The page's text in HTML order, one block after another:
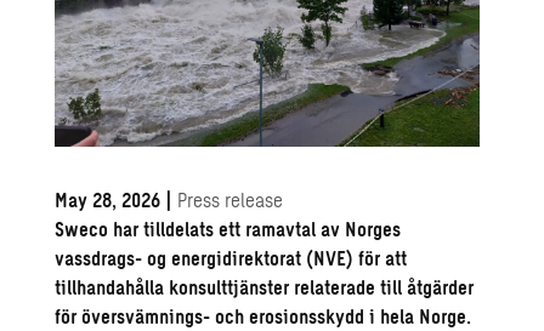
May 28, 2026 | Press release
Sweco har tilldelats ett ramavtal av Norges
vassdrags- og energidirektorat (NVE) för att
tillhandahålla konsulttjänster relaterade till åtgärder
för översvämnings- och erosionsskydd i hela Norge.